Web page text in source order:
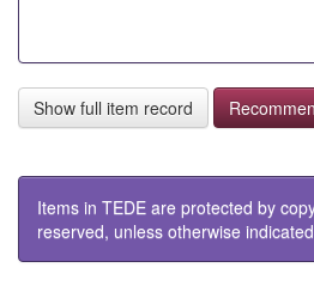
Show full item record
Items in TEDE are protected by
reserved, unless otherwise